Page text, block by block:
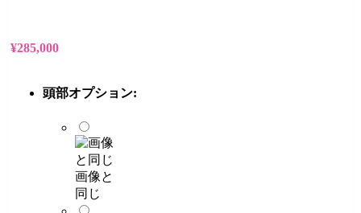
¥285,000
頭部オプション:
画像と
同じ